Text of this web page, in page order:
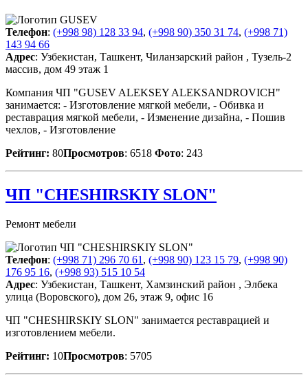
Телефон: (+998 98) 128 33 94, (+998 90) 350 31 74, (+998 71)
143 94 66
Адрес: Узбекистан, Ташкент, Чиланзарский район , Тузель-2
массив, дом 49 этаж 1
Компания ЧП "GUSEV ALEKSEY ALEKSANDROVICH"
занимается: - Изготовление мягкой мебели, - Обивка и
реставрация мягкой мебели, - Изменение дизайна, - Пошив
чехлов, - Изготовление
Рейтинг: 80Просмотров: 6518 Фото: 243
ЧП "CHESHIRSKIY SLON"
Ремонт мебели
Телефон: (+998 71) 296 70 61 , (+998 90) 123 15 79, (+998 90)
176 95 16, (+998 93) 515 10 54
Адрес: Узбекистан, Ташкент, Хамзинский район , Элбека
улица (Воровского), дом 26, этаж 9, офис 16
ЧП "CHESHIRSKIY SLON" занимается реставрацией и
изготовлением мебели.
Рейтинг: 10Просмотров: 5705